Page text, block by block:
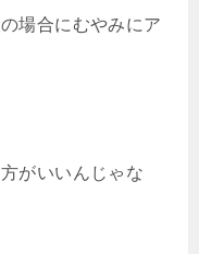
場合にむやみにア
がいいんじゃな